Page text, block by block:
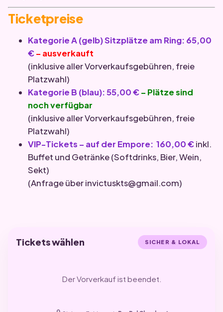
Ticketpreise
Kategorie A (gelb) Sitzplätze am Ring: 65,00
€– ausverkauft
(inklusive aller Vorverkaufsgebühren, freie
Platzwahl)
Kategorie B (blau): 55,00 €– Plätze sind
noch verfügbar
(inklusive aller Vorverkaufsgebühren, freie
Platzwahl)
VIP-Tickets – auf der Empore: 160,00 €inkl.
Buffet und Getränke (Softdrinks, Bier, Wein,
Sekt)
(Anfrage über invictuskts@gmail.com)
Tickets wählen SICHER & LOKAL
Der Vorverkauf ist beendet.